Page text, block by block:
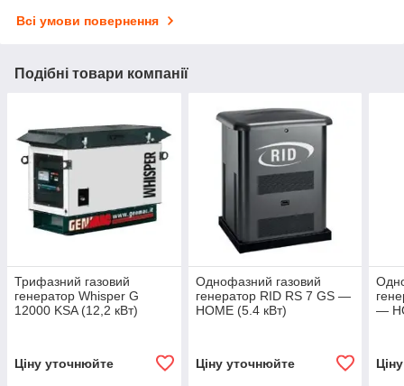
Всі умови повернення
Подібні товари компанії
Трифазний газовий
генератор Whisper G
12000 KSA (12,2 кВт)
Ціну уточнюйте
Однофазний газовий
генератор RID RS 7 GS —
HOME (5.4 кВт)
Ціну уточнюйте
—